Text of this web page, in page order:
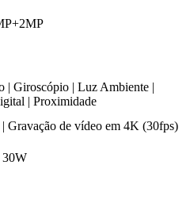
| Giroscópio | Luz Ambiente |
| Proximidade
Gravação de vídeo em 4K (30fps)
30W